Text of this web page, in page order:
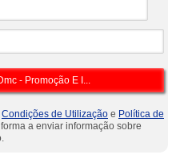
Condições de Utilização e Política de
a enviar informação sobre